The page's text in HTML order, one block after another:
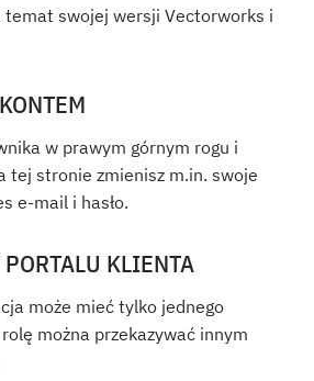
temat swojej wersji Vectorworks i
w prawym górnym rogu i
tej stronie zmienisz m.in. swoje
e-mail i hasło.
KLIENTA
może mieć tylko jednego
rolę można przekazywać innym